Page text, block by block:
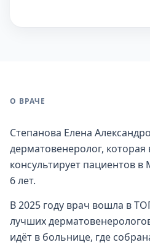
О ВРАЧЕ
Степанова Елена
дерматовенеролог, которая
консультирует пациентов
6 лет.
В 2025 году врач вошла в
лучших
идёт в больнице, где